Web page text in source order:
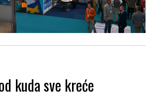
kuda sve kreće